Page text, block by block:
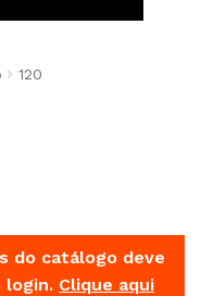
120
do catálogo deve
login. Clique aqui